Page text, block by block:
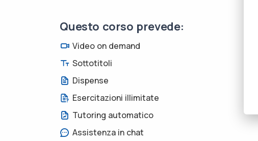
Questo corso prevede:
Video on demand
Sottotitoli
Dispense
Esercitazioni illimitate
Tutoring automatico
Assistenza in chat